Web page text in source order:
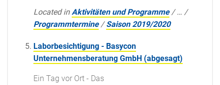
Located in Aktivitäten und Programme /… /
Programmtermine /Saison 2019/2020
Laborbesichtigung - Basycon
Unternehmensberatung GmbH (abgesagt)
Ein Tag vor Ort - Das